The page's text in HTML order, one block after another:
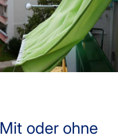
Mit oder ohne